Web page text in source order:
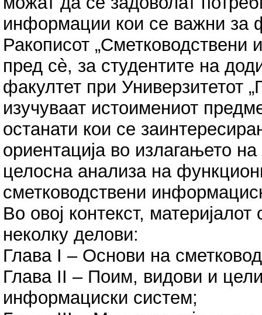
информации кои се важни за
Ракописот
пред сè, за студентите на
факултет при Универзитетот
изучуваат истоимениот
останати кои се
ориентација во излагањето
целосна анализа на
сметководствени
Во овој контекст,
неколку делови:
Глава I – Основи на
Глава II – Поим, видови и
информациски систем;